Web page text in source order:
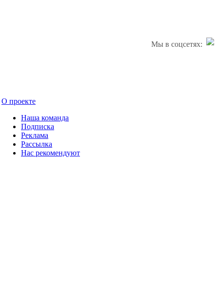
Мы в соцсетях:
О проекте
Наша команда
Подписка
Реклама
Рассылка
Нас рекомендуют